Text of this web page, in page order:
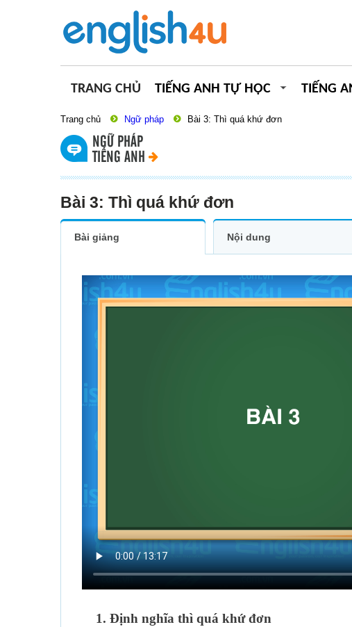
TRANG CHỦ TIẾNG ANH TỰ HỌC TIẾNG
Trang chủ Ngữ pháp Bài 3: Thì quá khứ đơn
NGỮ PHÁP
TIẾNG ANH
Bài 3: Thì quá khứ đơn
Bài giảng Nội dung
1. Định nghĩa thì quá khứ đơn